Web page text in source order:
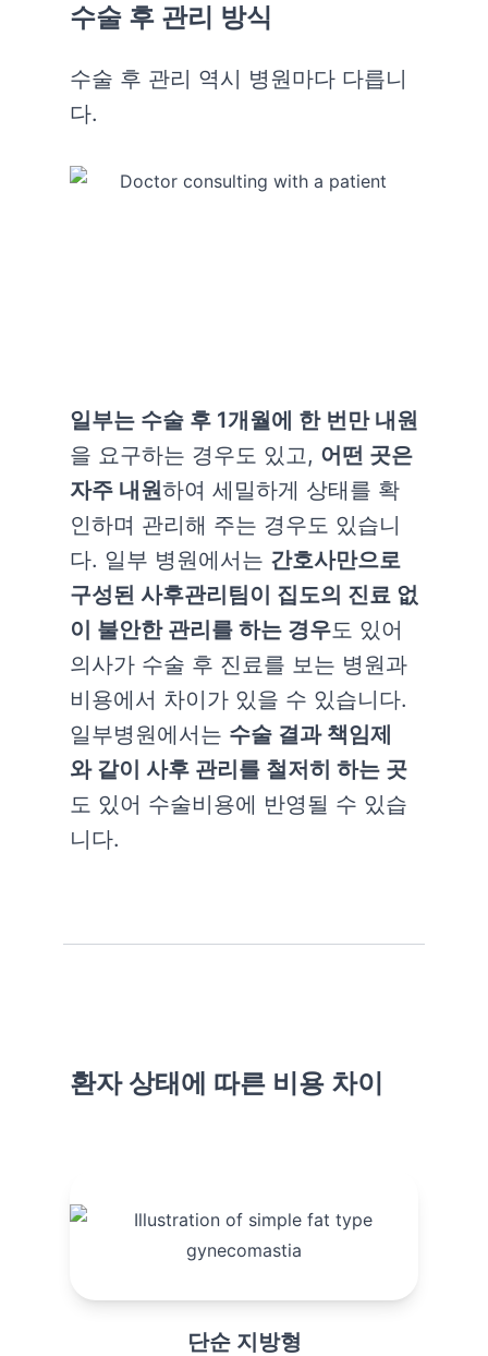
수술 후 관리 방식
수술 후 관리 역시 병원마다 다릅니
다.
일부는 수술 후 1개월에 한 번만 내원
을 요구하는 경우도 있고, 어떤 곳은
자주 내원하여 세밀하게 상태를 확
인하며 관리해 주는 경우도 있습니
다. 일부 병원에서는 간호사만으로
구성된 사후관리팀이 집도의 진료 없
이 불안한 관리를 하는 경우도 있어
의사가 수술 후 진료를 보는 병원과
비용에서 차이가 있을 수 있습니다.
일부병원에서는 수술 결과 책임제
와 같이 사후 관리를 철저히 하는 곳
도 있어 수술비용에 반영될 수 있습
니다.
환자 상태에 따른 비용 차이
단순 지방형